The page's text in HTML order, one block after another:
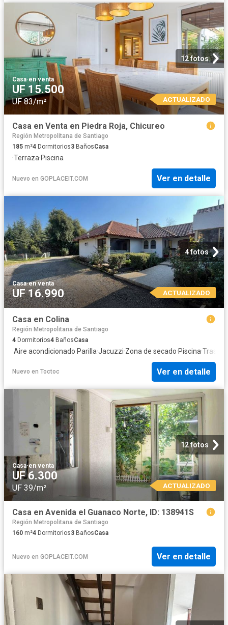
12 fotos
Casa·en venta
UF 15.500
UF 83/m² ACTUALIZADO
Casa en Venta en Piedra Roja, Chicureo
Región Metropolitana de Santiago
185 m²4 Dormitorios3 BañosCasa
·Terraza·Piscina
Nuevo en GOPLACEIT.COM Ver en detalle
4 fotos
Casa·en venta
UF 16.990 ACTUALIZADO
Casa en Colina
Región Metropolitana de Santiago
4 Dormitorios4 BañosCasa
·Aire acondicionado·Parilla·Jacuzzi·Zona de secado·Piscina·
Nuevo en Toctoc Ver en detalle
12 fotos
Casa·en venta
UF 6.300
UF 39/m² ACTUALIZADO
Casa en Avenida el Guanaco Norte, ID: 138941S
Región Metropolitana de Santiago
160 m²4 Dormitorios3 BañosCasa
Nuevo en GOPLACEIT.COM Ver en detalle